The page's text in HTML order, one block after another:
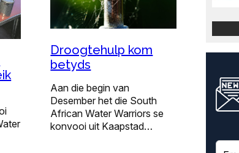
Droogtehulp kom
betyds
Aan die begin van
Desember het die South
African Water Warriors se
konvooi uit Kaapstad…
E